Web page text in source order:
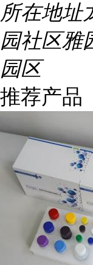
所在地址
园社区雅
园区
推荐产品